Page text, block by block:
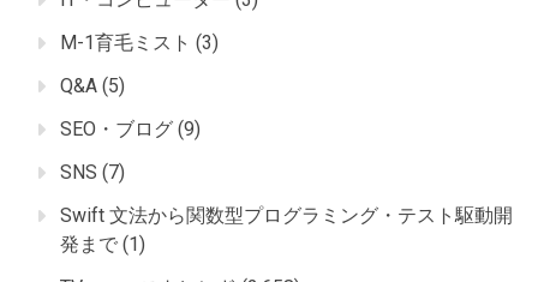
M-1育毛ミスト (3)
Q&A (5)
SEO・ブログ (9)
SNS (7)
Swift 文法から関数型プログラミング・テスト駆動開
発まで (1)